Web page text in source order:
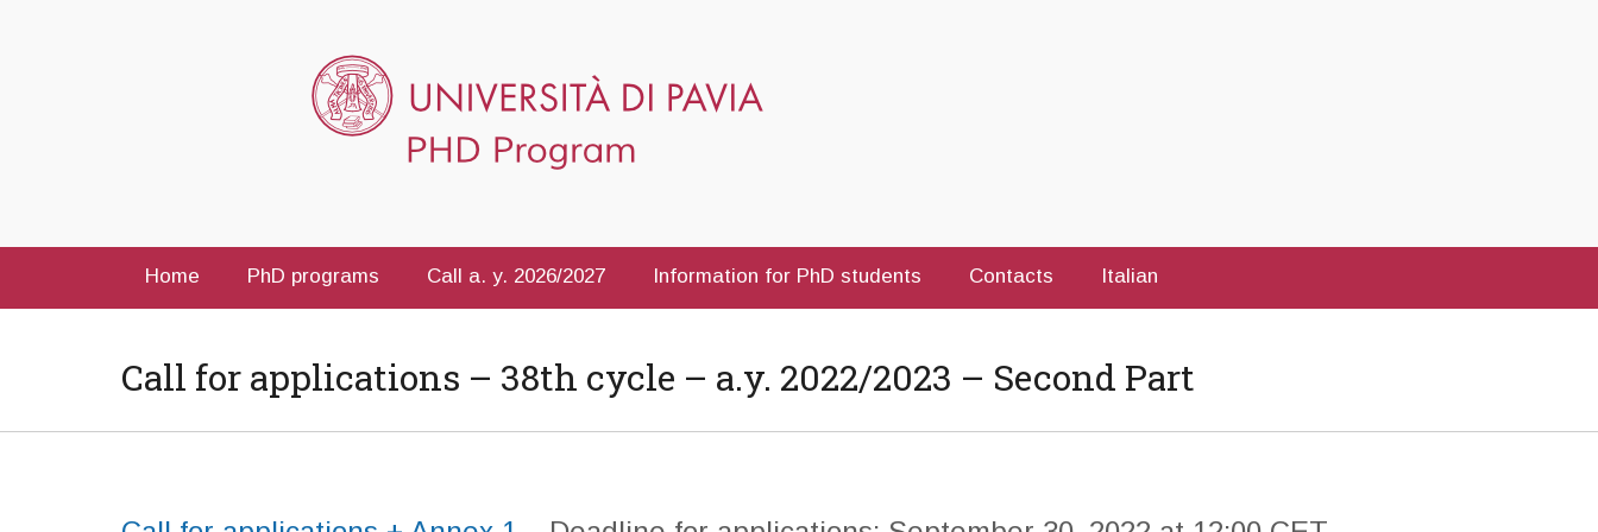
Home PhD programs Call a. y. 2026/2027 Information for PhD students Contacts Italian
Call for applications – 38th cycle – a.y. 2022/2023 – Second Part